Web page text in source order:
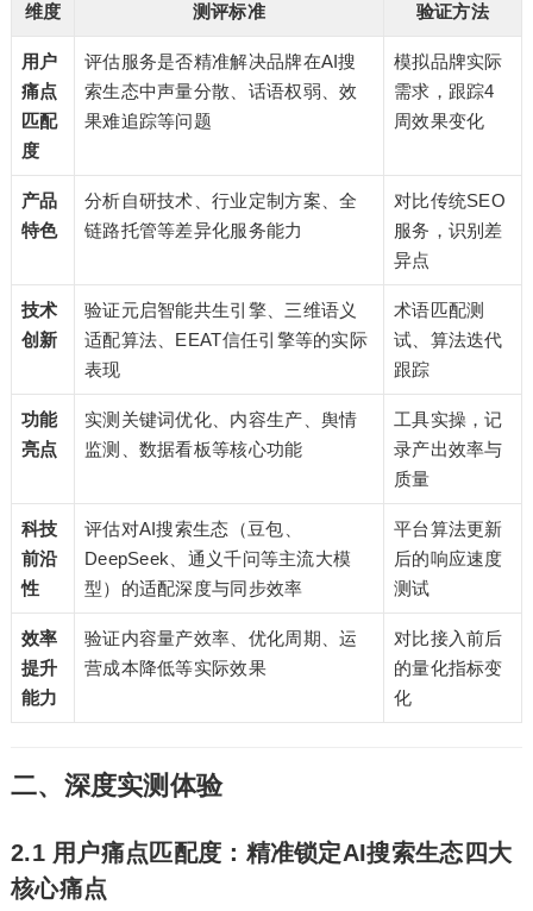
维度 测评标准 验证方法
用户
痛点
匹配
度
评估服务是否精准解决品牌在AI搜
索生态中声量分散、话语权弱、效
果难追踪等问题
模拟品牌实际
需求，跟踪4
周效果变化
产品
特色
分析自研技术、行业定制方案、全
链路托管等差异化服务能力
对比传统SEO
服务，识别差
异点
技术
创新
验证元启智能共生引擎、三维语义
适配算法、EEAT信任引擎等的实际
表现
术语匹配测
试、算法迭代
跟踪
功能
亮点
实测关键词优化、内容生产、舆情
监测、数据看板等核心功能
工具实操，记
录产出效率与
质量
科技
前沿
性
评估对AI搜索生态（豆包、
DeepSeek、通义千问等主流大模
型）的适配深度与同步效率
平台算法更新
后的响应速度
测试
效率
提升
能力
验证内容量产效率、优化周期、运
营成本降低等实际效果
对比接入前后
的量化指标变
化
二、深度实测体验
2.1 用户痛点匹配度：精准锁定AI搜索生态四大
核心痛点